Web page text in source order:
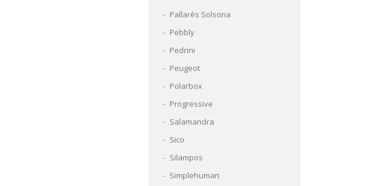
Pallarès Solsona
Pebbly
Pedrini
Peugeot
Polarbox
Progressive
Salamandra
Sico
Silampos
Simplehuman